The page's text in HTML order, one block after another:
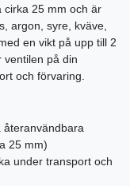
cirka 25 mm och är
argon, syre, kväve,
en vikt på upp till 2
ventilen på din
och förvaring.
återanvändbara
25 mm)
under transport och